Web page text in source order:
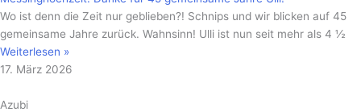
Wo ist denn die Zeit nur geblieben?! Schnips und wir blicken auf 45
gemeinsame Jahre zurück. Wahnsinn! Ulli ist nun seit mehr als 4 ½
Weiterlesen »
17. März 2026
Azubi